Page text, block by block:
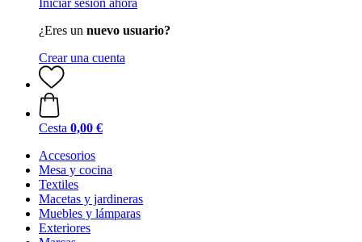
Iniciar sesión ahora
¿Eres un nuevo usuario?
Crear una cuenta
Cesta 0,00 €
Accesorios
Mesa y cocina
Textiles
Macetas y jardineras
Muebles y lámparas
Exteriores